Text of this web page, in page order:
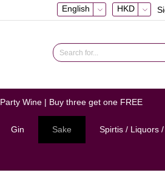
HKD
English
Party Wine | Buy three get one FREE
Gin Sake Spirtis / Liquors